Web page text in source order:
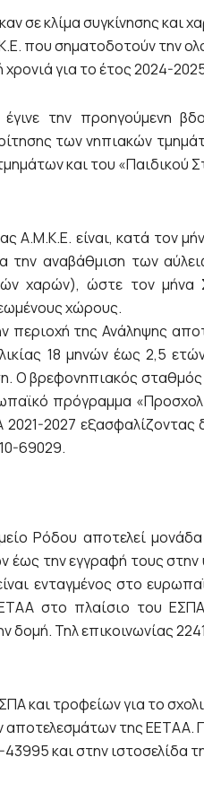
σε κλίμα συγκίνησης και
που σηματοδοτούν την
για το έτος 2024-
την προηγούμενη
των νηπιακών
και του
Α.Μ.Κ.Ε. είναι, κατά τον
την αναβάθμιση των
χαρών), ώστε τον μήνα
χώρους.
της Ανάληψης
18 μηνών έως 2,5
Ο βρεφονηπιακός
πρόγραμμα
2027
69029.
Ρόδου αποτελεί
έως την εγγραφή τους
ενταγμένος στο
στο πλαίσιο του
Τηλ επικοινωνίας
και τροφείων για το
της ΕΕΤΑΑ.
και στην ιστοσελίδα